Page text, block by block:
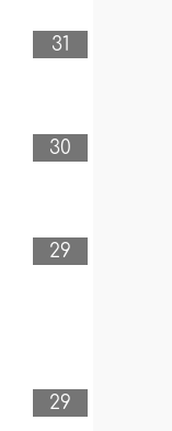
31
30
29
29